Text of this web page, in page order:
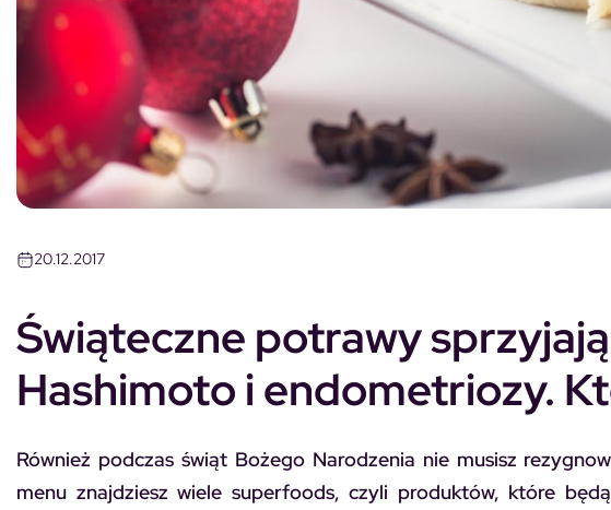
20.12.2017
Świąteczne potrawy
Hashimoto i endometriozy.
Również podczas świąt Bożego Narodzenia nie musisz
menu znajdziesz wiele superfoods, czyli produktów, które